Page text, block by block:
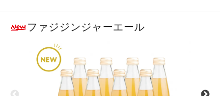
ファジジンジャーエール